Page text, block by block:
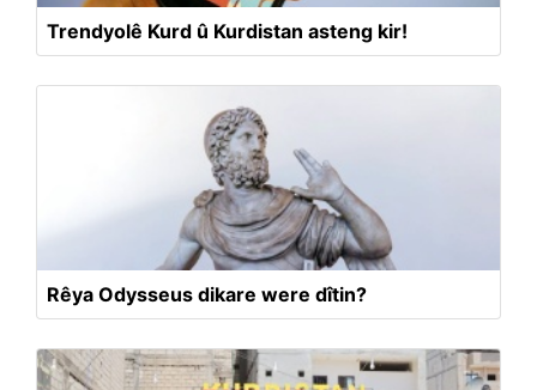
Trendyolê Kurd û Kurdistan asteng kir!
Rêya Odysseus dikare were dîtin?